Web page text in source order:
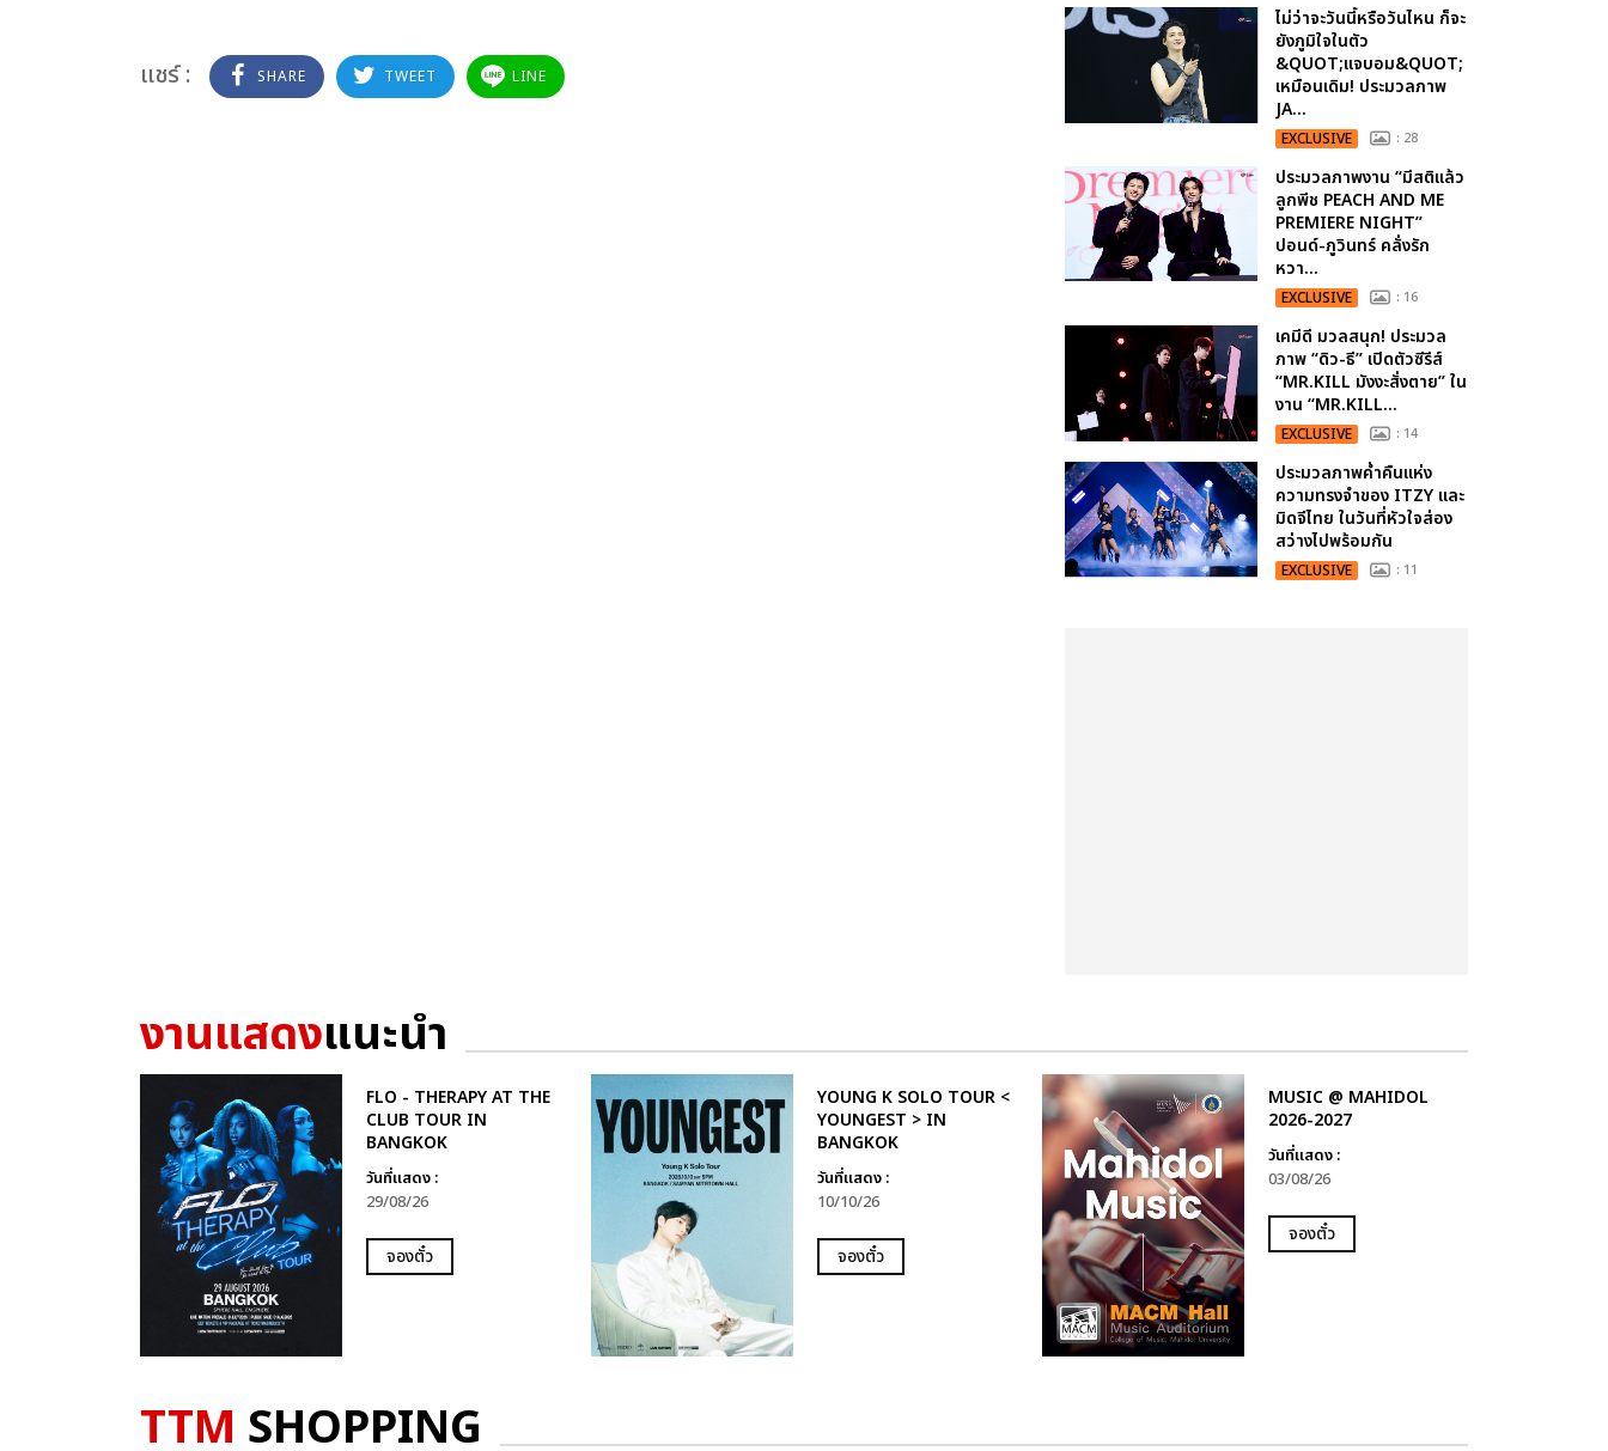
แชร์ : SHARE TWEET LINE
ไม่ว่าจะวันนี้หรือวันไหน ก็จะ
ยังภูมิใจในตัว
&QUOT;แจบอม&QUOT;
เหมือนเดิม! ประมวลภาพ
JA...
EXCLUSIVE : 28
ประมวลภาพงาน “มีสติแล้ว
ลูกพีช PEACH AND ME
PREMIERE NIGHT”
ปอนด์-ภูวินทร์ คลั่งรัก
หวา...
EXCLUSIVE : 16
เคมีดี มวลสนุก! ประมวล
ภาพ “ดิว-ธี” เปิดตัวซีรีส์
“MR.KILL มังงะสั่งตาย” ใน
งาน “MR.KILL...
EXCLUSIVE : 14
ประมวลภาพค่ำคืนแห่ง
ความทรงจำของ ITZY และ
มิดจีไทย ในวันที่หัวใจส่อง
สว่างไปพร้อมกัน
EXCLUSIVE : 11
งานแสดงแนะนำ
FLO - THERAPY AT THE
CLUB TOUR IN
BANGKOK
วันที่แสดง :
29/08/26
จองตั๋ว
YOUNG K SOLO TOUR <
YOUNGEST > IN
BANGKOK
วันที่แสดง :
10/10/26
จองตั๋ว
MUSIC @ MAHIDOL
2026-2027
วันที่แสดง :
03/08/26
จองตั๋ว
TTM SHOPPING